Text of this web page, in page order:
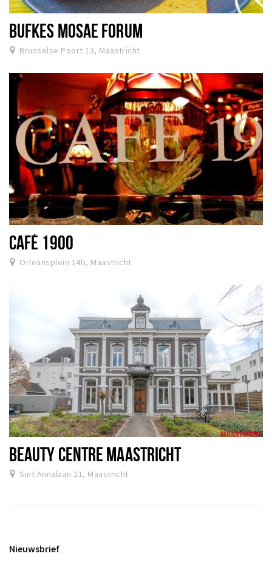
BUFKES MOSAE FORUM
Brusselse Poort 13, Maastricht
CAFÉ 1900
Orleansplein 14b, Maastricht
BEAUTY CENTRE MAASTRICHT
Sint Annalaan 21, Maastricht
Nieuwsbrief